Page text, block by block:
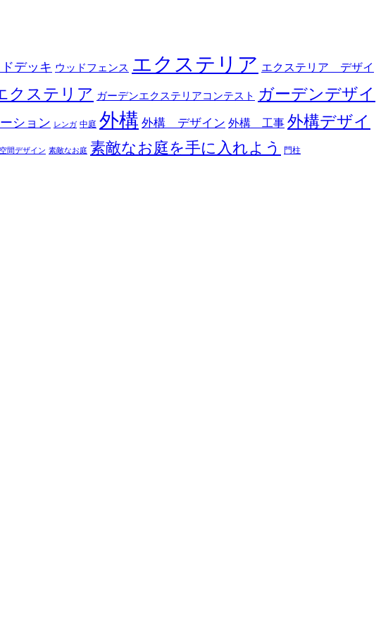
デッキ ウッドフェンス エクステリア エクステリア デザイ
クステリア ガーデンエクステリアコンテスト ガーデンデザイ
ション レンガ 中庭 外構 外構 デザイン 外構 工事 外構デザイ
空間デザイン 素敵なお庭 素敵なお庭を手に入れよう 門柱